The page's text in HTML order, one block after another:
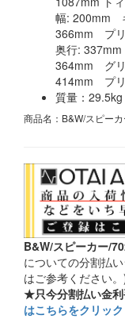
幅: 200mm
366mm プ
奥行:
364mm グ
414mm プ
質量：
商品名：B&W/スピー
B&W/スピーカー/
についての分割払
はご参考ください
★只今分割払い金利
はこちらをクリック